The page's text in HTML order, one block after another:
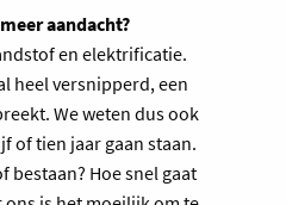
aandacht?
en elektrificatie.
heel versnipperd, een
We weten dus ook
of tien jaar gaan staan.
bestaan? Hoe snel gaat